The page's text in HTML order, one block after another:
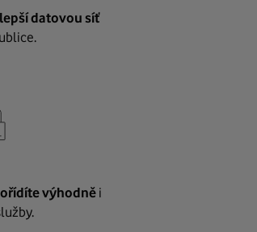
datovou síť
výhodněi